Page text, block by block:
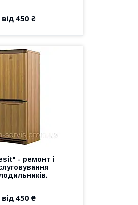
від 450 ₴
- ремонт і
від 450 ₴